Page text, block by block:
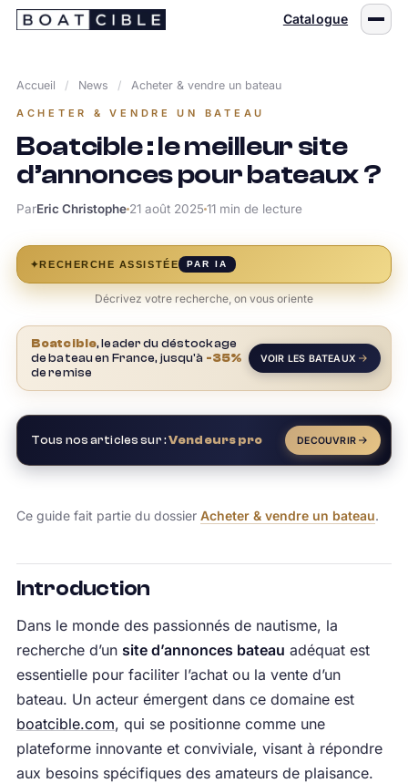
Passer
Catalogue
Accueil / News / Acheter & vendre un bateau
ACHETER & VENDRE UN BATEAU
Boatcible : le meilleur site
d’annonces pour bateaux ?
ParEric Christophe21 août 2025 11 min de lecture
✦RECHERCHE ASSISTÉE PAR IA
Décrivez votre recherche, on vous oriente
Boatcible, leader du déstockage
de bateau en France, jusqu'à -35%
de remise
VOIR LES BATEAUX
Tous nos articles sur :Vendeurs pro DECOUVRIR
Ce guide fait partie du dossier Acheter & vendre un bateau.
Introduction
Dans le monde des passionnés de nautisme, la
recherche d’un site d’annonces bateau adéquat est
essentielle pour faciliter l’achat ou la vente d’un
bateau. Un acteur émergent dans ce domaine est
boatcible.com, qui se positionne comme une
plateforme innovante et conviviale, visant à répondre
aux besoins spécifiques des amateurs de plaisance.